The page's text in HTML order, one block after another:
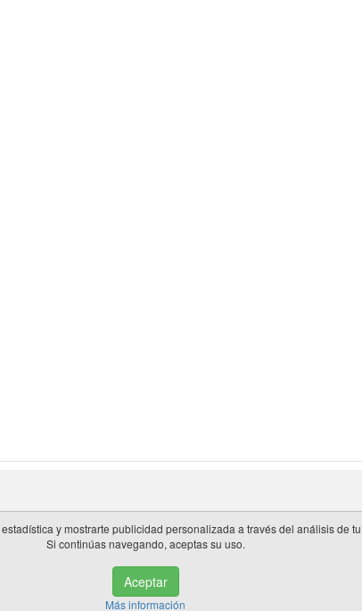
y mostrarte publicidad personalizada a través del análisis de
Si continúas navegando, aceptas su uso.
Aceptar
Más información
Aviso legal | Información adicional